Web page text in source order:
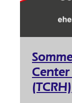
(TCRH)